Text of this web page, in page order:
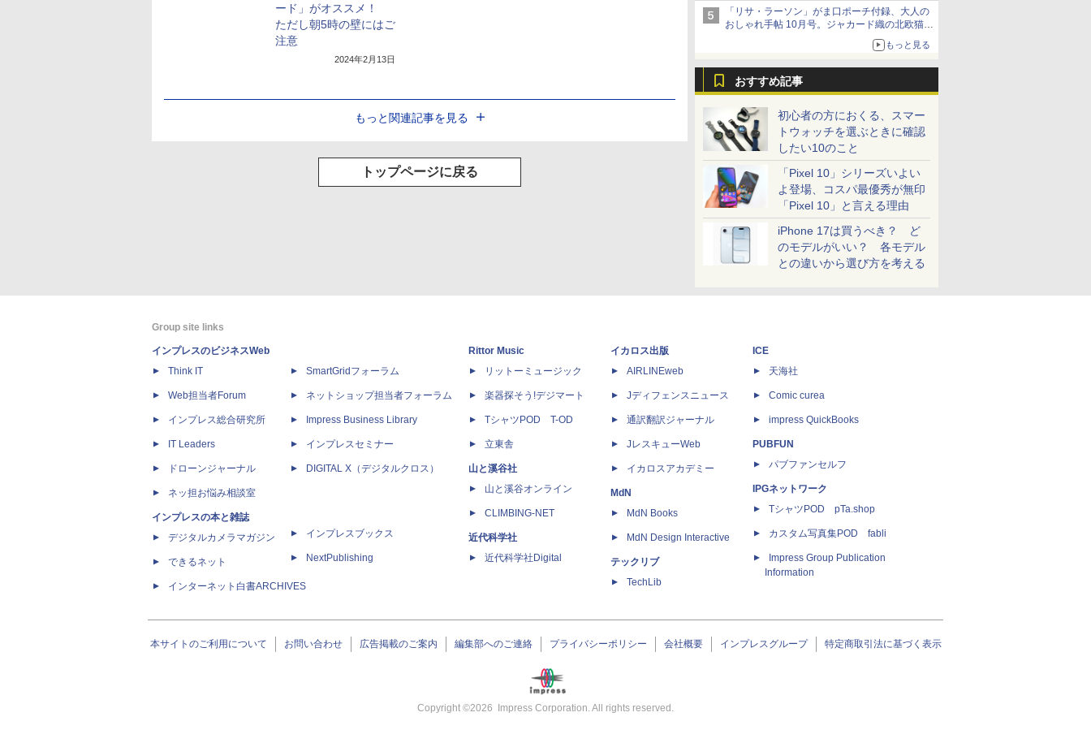
「リサ・ラーソン」がま口ポーチ付録、大人の
おしゃれ手帖 10月号。ジャカード織の北欧猫デ
もっと見る
おすすめ記事
初心者の方におくる、スマー
トウォッチを選ぶときに確認
したい10のこと
「Pixel 10」シリーズいよい
よ登場、コスパ最優秀が無印
「Pixel 10」と言える理由
iPhone 17は買うべき？ ど
のモデルがいい？ 各モデル
との違いから選び方を考える
ード」がオススメ！
ただし朝5時の壁にはご
注意
2024年2月13日
もっと関連記事を見る
トップページに戻る
Group site links
インプレスのビジネスWeb
Think IT
Web担当者Forum
インプレス総合研究所
IT Leaders
ドローンジャーナル
ネッ担お悩み相談室
インプレスの本と雑誌
デジタルカメラマガジン
できるネット
インターネット白書ARCHIVES
SmartGridフォーラム
ネットショップ担当者フォーラム
Impress Business Library
インプレスセミナー
DIGITAL X（デジタルクロス）
インプレスブックス
NextPublishing
Rittor Music
リットーミュージック
楽器探そう!デジマート
TシャツPOD T-OD
立東舎
山と溪谷社
山と溪谷オンライン
CLIMBING-NET
近代科学社
近代科学社Digital
イカロス出版
AIRLINEweb
Jディフェンスニュース
通訳翻訳ジャーナル
JレスキューWeb
イカロスアカデミー
MdN
MdN Books
MdN Design Interactive
テックリブ
TechLib
ICE
天海社
Comic curea
impress QuickBooks
PUBFUN
パブファンセルフ
IPGネットワーク
TシャツPOD pTa.shop
カスタム写真集POD fabli
Impress Group Publication
Information
本サイトのご利用について お問い合わせ 広告掲載のご案内 編集部へのご連絡 プライバシーポリシー 会社概要 インプレスグループ 特定商取引法に基づく表示
Copyright ©2026 Impress Corporation. All rights reserved.